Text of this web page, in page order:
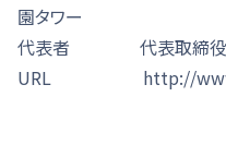
園タワー
代表者 代表取締役
URL http://